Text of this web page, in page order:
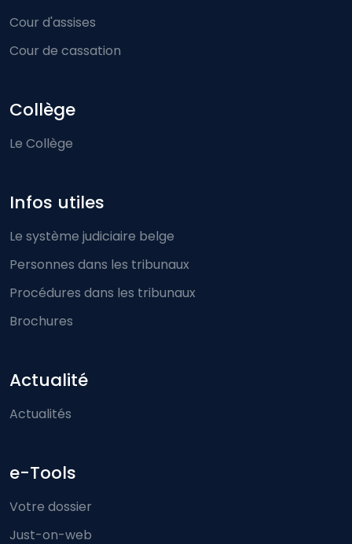
Cour d'assises
Cour de cassation
Collège
Le Collège
Infos utiles
Le système judiciaire belge
Personnes dans les tribunaux
Procédures dans les tribunaux
Brochures
Actualité
Actualités
e-Tools
Votre dossier
Just-on-web